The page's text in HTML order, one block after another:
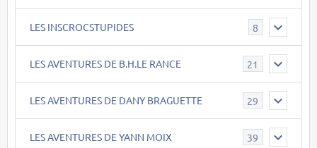
LES INSCROCSTUPIDES 8
LES AVENTURES DE B.H.LE RANCE 21
LES AVENTURES DE DANY BRAGUETTE 29
LES AVENTURES DE YANN MOIX 39